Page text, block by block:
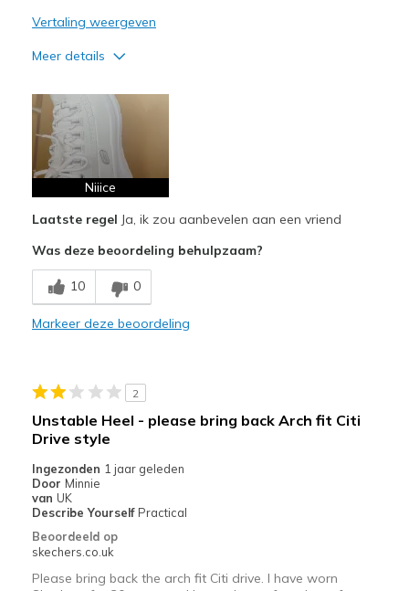
Vertaling weergeven
Meer details
Attractive Design
Comfortable
Beste toepassingen
Casual Wear
Width
Sizing
Feels true to size
Niiice
Laatste regel Ja, ik zou aanbevelen aan een vriend
Was deze beoordeling behulpzaam?
10 0
Markeer deze beoordeling
2
Unstable Heel - please bring back Arch fit Citi
Drive style
Ingezonden 1 jaar geleden
Door Minnie
van UK
Describe Yourself Practical
Beoordeeld op
skechers.co.uk
Please bring back the arch fit Citi drive. I have worn